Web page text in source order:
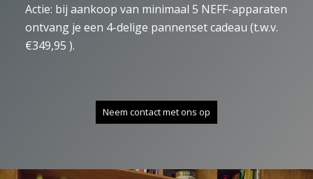
Actie: bij aankoop van minimaal 5 NEFF-apparaten
ontvang je een 4-delige pannenset cadeau (t.w.v.
€349,95 ).
Neem contact met ons op